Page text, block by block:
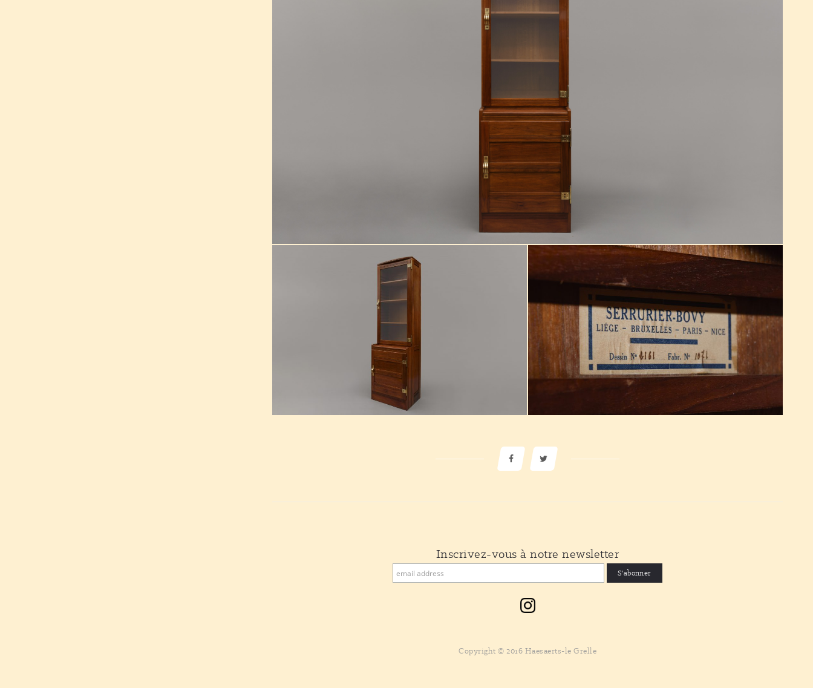
Inscrivez-vous à notre newsletter
Copyright © 2016 Haesaerts-le Grelle